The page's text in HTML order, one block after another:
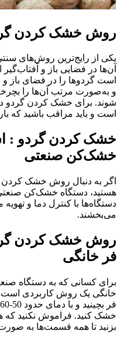
روش خشک کردن
یکی از رایج‌ترین روش‌های
آن‌ها در فضایی باز و
است گردوها را در فضای باز و
و به‌صورت مرتب آن‌ها را
شوند. برای خشک کردن گردو
است و باید مراقب باشید که
خشک کردن گردو :
خشک‌کن صنعتی
اگر به دنبال روش خشک کردن
هستید، دستگاه خشک‌کن
دستگاه‌ها با کنترل دما و
می‌بخشند.
روش خشک کردن
فر خانگی
برای کسانی که به دستگاه
خانگی یک روش کاربردی
خشک کنید. فراموش نکنید که
بزنید تا همه قسمت‌ها به